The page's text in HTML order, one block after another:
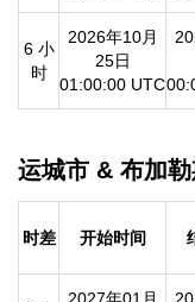
6 小
时
2026年10月
25日
01:00:00 UTC
运城市 & 布加
时差 开始时间
2027年01月